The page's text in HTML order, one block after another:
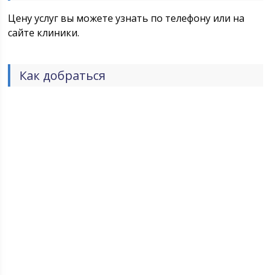
Цену услуг вы можете узнать по телефону или на
сайте клиники.
Как добраться